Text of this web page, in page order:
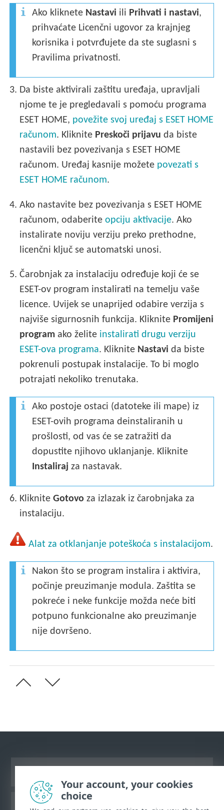
Ako kliknete Nastavi ili Prihvati i nastavi,
prihvaćate Licenčni ugovor za krajnjeg
korisnika i potvrđujete da ste suglasni s
Pravilima privatnosti.
3. Da biste aktivirali zaštitu uređaja, upravljali
njome te je pregledavali s pomoću programa
ESET HOME, povežite svoj uređaj s ESET HOME
računom. Kliknite Preskoči prijavu da biste
nastavili bez povezivanja s ESET HOME
računom. Uređaj kasnije možete povezati s
ESET HOME računom.
4. Ako nastavite bez povezivanja s ESET HOME
računom, odaberiteopciju aktivacije. Ako
instalirate noviju verziju preko prethodne,
licenčni ključ se automatski unosi.
5. Čarobnjak za instalaciju određuje koji će se
ESET-ov program instalirati na temelju vaše
licence. Uvijek se unaprijed odabire verzija s
najviše sigurnosnih funkcija. Kliknite Promijeni
program ako želite instalirati drugu verziju
ESET-ova programa. Kliknite Nastavi da biste
pokrenuli postupak instalacije. To bi moglo
potrajati nekoliko trenutaka.
Ako postoje ostaci (datoteke ili mape) iz
ESET-ovih programa deinstaliranih u
prošlosti, od vas će se zatražiti da
dopustite njihovo uklanjanje. Kliknite
Instaliraj za nastavak.
6. KlikniteGotovo za izlazak iz čarobnjaka za
instalaciju.
Alat za otklanjanje poteškoća s instalacijom.
Nakon što se program instalira i aktivira,
počinje preuzimanje modula. Zaštita se
pokreće i neke funkcije možda neće biti
potpuno funkcionalne ako preuzimanje
nije dovršeno.
ESET-ova baza znanja
Your account, your cookies
choice